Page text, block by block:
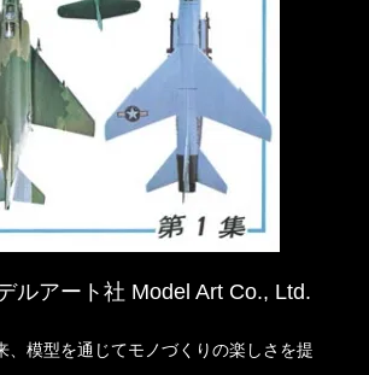
ルアート社 Model Art Co., Ltd.
、模型を通じてモノづくりの楽しさを提